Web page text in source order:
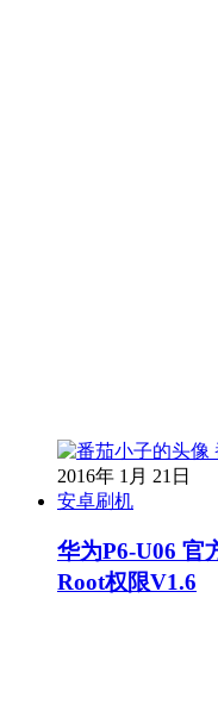
2016年 1月 21日
安卓刷机
华为P6-U06 官
Root权限V1.6